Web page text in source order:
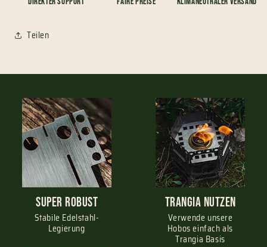
Teilen
Super Robust
Stabile Edelstahl-
Legierung
Trangia nutzen
Verwende unsere
Hobos einfach als
Trangia Basis